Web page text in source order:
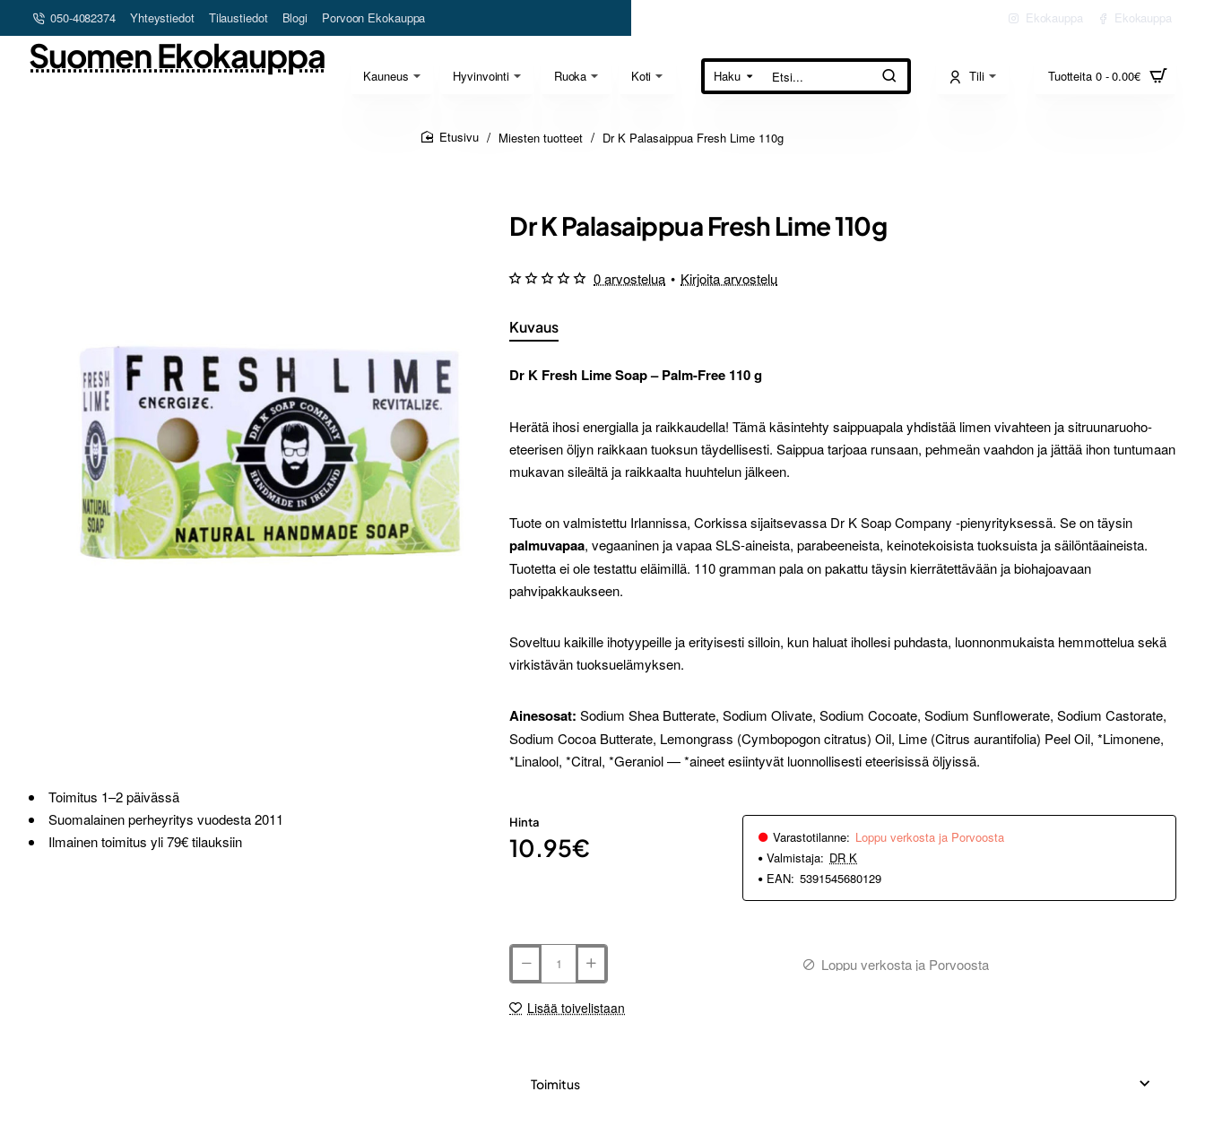
050-4082374 Yhteystiedot Tilaustiedot Blogi Porvoon Ekokauppa Ekokauppa Ekokauppa
Kauneus Hyvinvointi Ruoka Koti
Suomen Ekokauppa
Haku
Etsi... Tili Tuotteita 0 - 0.00€
Miesten tuotteet Dr K Palasaippua Fresh Lime 110g
Toimitus 1–2 päivässä
Suomalainen perheyritys vuodesta 2011
Ilmainen toimitus yli 79€ tilauksiin
Dr K Palasaippua Fresh Lime 110g
Kuvaus
Dr K Fresh Lime Soap – Palm-Free 110 g
Herätä ihosi energialla ja raikkaudella! Tämä käsintehty saippuapala yhdistää limen vivahteen ja sitruunaruoho-
eteerisen öljyn raikkaan tuoksun täydellisesti. Saippua tarjoaa runsaan, pehmeän vaahdon ja jättää ihon tuntumaan
mukavan sileältä ja raikkaalta huuhtelun jälkeen.
Tuote on valmistettu Irlannissa, Corkissa sijaitsevassa Dr K Soap Company -pienyrityksessä. Se on täysin
palmuvapaa, vegaaninen ja vapaa SLS-aineista, parabeeneista, keinotekoisista tuoksuista ja säilöntäaineista.
Tuotetta ei ole testattu eläimillä. 110 gramman pala on pakattu täysin kierrätettävään ja biohajoavaan
pahvipakkaukseen.
Soveltuu kaikille ihotyypeille ja erityisesti silloin, kun haluat ihollesi puhdasta, luonnonmukaista hemmottelua sekä
virkistävän tuoksuelämyksen.
Ainesosat: Sodium Shea Butterate, Sodium Olivate, Sodium Cocoate, Sodium Sunflowerate, Sodium Castorate,
Sodium Cocoa Butterate, Lemongrass (Cymbopogon citratus) Oil, Lime (Citrus aurantifolia) Peel Oil, *Limonene,
*Linalool, *Citral, *Geraniol — *aineet esiintyvät luonnollisesti eteerisissä öljyissä.
0 arvostelua • Kirjoita arvostelu
Hinta
10.95€ Varastotilanne: Loppu verkosta ja Porvoosta
Valmistaja: DR K
EAN: 5391545680129
Loppu verkosta ja Porvoosta
Lisää toivelistaan
Toimitus